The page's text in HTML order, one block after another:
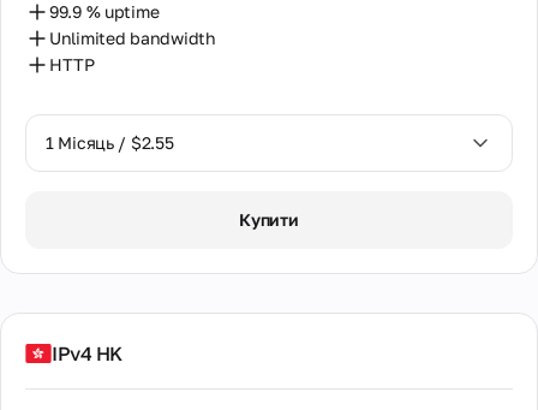
99.9 % uptime
Unlimited bandwidth
HTTP
1 Місяць / $2.55
Купити
IPv4 HK